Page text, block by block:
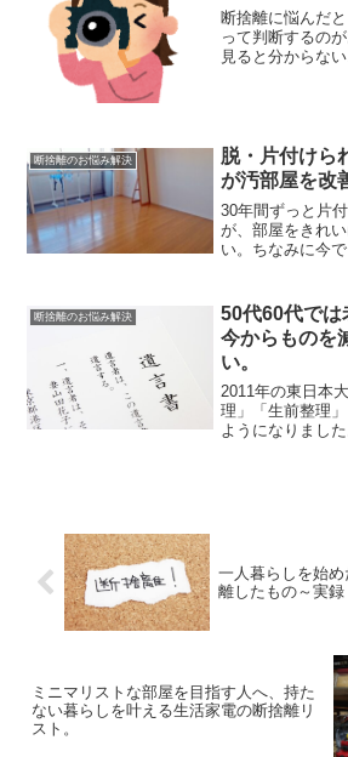
断捨離に悩んだ
って判断するの
見ると分からな
断捨離のお悩み解決
脱・片付けら
が汚部屋を改
30年間ずっと片
が、部屋をきれ
い。ちなみに今
達障害でも、部
ての私と同じく
断捨離のお悩み解決
50代60代では
今からものを
い。
2011年の東日本
理」「生前整理
ようになりまし
一人暮らしを始
離したもの～実
ミニマリストな部屋を目指す人へ、持た
ない暮らしを叶える生活家電の断捨離リ
スト。